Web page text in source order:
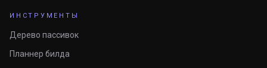
ИНСТРУМЕНТЫ
Дерево пассивок
Планнер билда